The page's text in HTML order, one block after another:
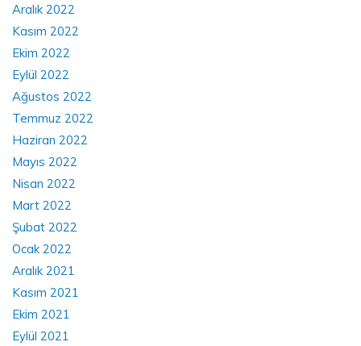
Aralık 2022
Kasım 2022
Ekim 2022
Eylül 2022
Ağustos 2022
Temmuz 2022
Haziran 2022
Mayıs 2022
Nisan 2022
Mart 2022
Şubat 2022
Ocak 2022
Aralık 2021
Kasım 2021
Ekim 2021
Eylül 2021